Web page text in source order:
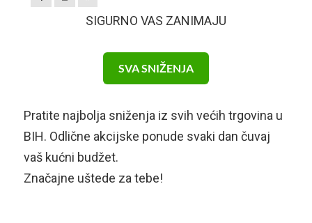
SIGURNO VAS ZANIMAJU
SVA SNIŽENJA
Pratite najbolja sniženja iz svih većih trgovina u
BIH. Odlične akcijske ponude svaki dan čuvaj
vaš kućni budžet.
Značajne uštede za tebe!